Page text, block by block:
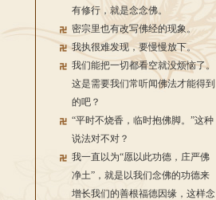
有修行，就是念念佛。
密宗里也有改写佛经的现象。
我执很难发现，要慢慢放下。
我们能把一切都看空就没烦恼了。
这是需要我们常听闻佛法才能得到
的吧？
“平时不烧香，临时抱佛脚。”这种
说法对不对？
我一直以为“愿以此功德，庄严佛
净土”，就是以我们念佛的功德来
增长我们的善根福德因缘，这样念